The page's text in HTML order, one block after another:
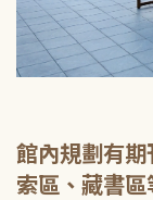
館內規劃有
索區、藏書